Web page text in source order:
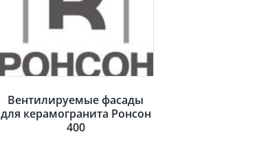
Вентилируемые фасады
для керамогранита Ронсон
400